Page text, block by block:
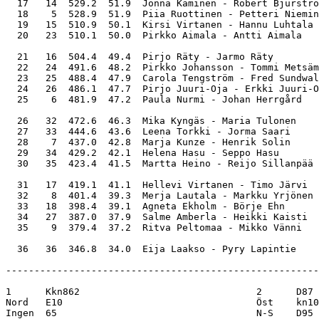
17   14  529.2  51.9  Jonna Kaminen -
18    5  528.9  51.9  Piia Ruottinen -
19   15  510.9  50.1  Kirsi Virtanen - Hannu
20   23  510.1  50.0  Pirkko Aimala -
21   16  504.4  49.4  Pirjo Räty - Jarmo
22   24  491.6  48.2  Pirkko Johansson -
23   25  488.4  47.9  Carola
24   26  486.1  47.7  Pirjo Juuri-Oja -
25    6  481.9  47.2  Paula Nurmi - Johan Herrgård
26   32  472.6  46.3  Mika Kyngäs - Maria
27   33  444.6  43.6  Leena Torkki -
28    7  437.0  42.8  Marja Kunze - Henrik
29   34  429.2  42.1  Helena Hasu - Seppo
30   35  423.4  41.5  Martta Heino - Reijo
31   17  419.1  41.1  Hellevi Virtanen -
32    8  401.4  39.3  Merja Lautala -
33   18  398.4  39.1  Agneta Ekholm -
34   27  387.0  37.9  Salme Amberla -
35    9  379.4  37.2  Ritva Peltomaa -